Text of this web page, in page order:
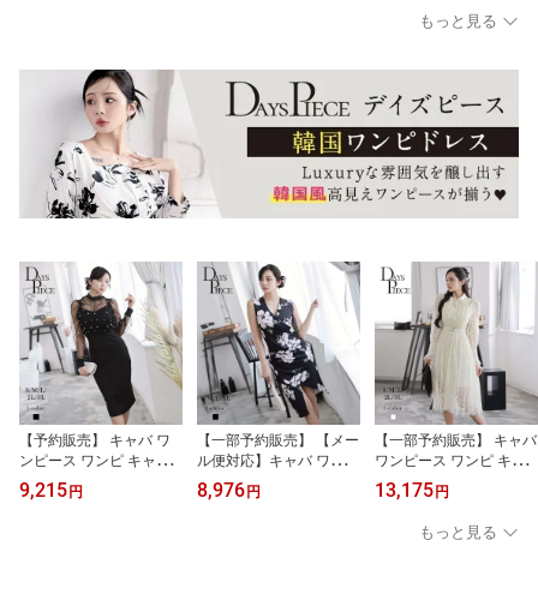
に 体型カバー 裏地付き
で透け防止 ホワイト 清
楚 ミニ丈 エレガント Bel
sia あす楽 送料無料
地 Belsia 加賀美早紀 大
きいサイズ 可愛い きれ
いめ フレアーワンピ タ
イトワンピ あす楽 送料
無料
ン袖 アシンメトリー 裾
プリーツ 体型カバー 同
長袖 ミニドレス キャバ
ドレス Belsia 加賀美早紀
大きいサイズ きれいめ
フレアーワンピ 送料無料
もっと見る
【予約販売】 キャバ ワ
ンピース ワンピ キャバ
ワンピース レディース
パーティードレス 韓国ワ
9,215 円
【一部予約販売】 【メー
ル便対応】キャバ ワンピ
ース ワンピ キャバワン
ピース レディース パー
8,976 円
【一部予約販売】 キャバ
ワンピース ワンピ キャ
バワンピース レディース
パーティードレス 韓国ワ
ンピース レース シャツ
ワンピース セレブワンピ
13,175 円
もっと見る